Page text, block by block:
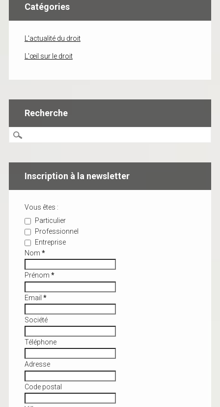
Catégories
L'actualité du droit
L'œil sur le droit
Recherche
Inscription à la newsletter
Vous êtes :
Particulier
Professionnel
Entreprise
Nom *
Prénom *
Email *
Société
Téléphone
Adresse
Code postal